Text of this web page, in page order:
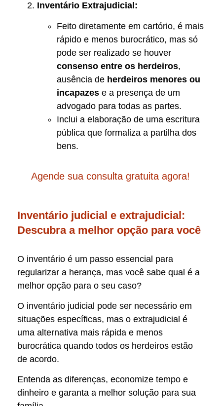
Inventário Extrajudicial:
Feito diretamente em cartório, é mais
rápido e menos burocrático, mas só
pode ser realizado se houver
consenso entre os herdeiros,
ausência de herdeiros menores ou
incapazes e a presença de um
advogado para todas as partes.
Inclui a elaboração de uma escritura
pública que formaliza a partilha dos
bens.
Agende sua consulta gratuita agora!
Inventário judicial e extrajudicial:
Descubra a melhor opção para você
O inventário é um passo essencial para
regularizar a herança, mas você sabe qual é a
melhor opção para o seu caso?
O inventário judicial pode ser necessário em
situações específicas, mas o extrajudicial é
uma alternativa mais rápida e menos
burocrática quando todos os herdeiros estão
de acordo.
Entenda as diferenças, economize tempo e
dinheiro e garanta a melhor solução para sua